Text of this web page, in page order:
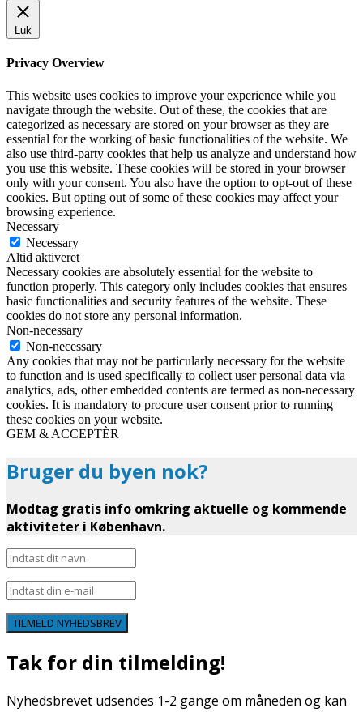
Luk
Privacy Overview
This website uses cookies to improve your experience while you
navigate through the website. Out of these, the cookies that are
categorized as necessary are stored on your browser as they are
essential for the working of basic functionalities of the website. We
also use third-party cookies that help us analyze and understand how
you use this website. These cookies will be stored in your browser
only with your consent. You also have the option to opt-out of these
cookies. But opting out of some of these cookies may affect your
browsing experience.
Necessary
Necessary
Altid aktiveret
Necessary cookies are absolutely essential for the website to
function properly. This category only includes cookies that ensures
basic functionalities and security features of the website. These
cookies do not store any personal information.
Non-necessary
Non-necessary
Any cookies that may not be particularly necessary for the website
to function and is used specifically to collect user personal data via
analytics, ads, other embedded contents are termed as non-necessary
cookies. It is mandatory to procure user consent prior to running
these cookies on your website.
GEM & ACCEPTÈR
Bruger du byen nok?
Modtag gratis info omkring aktuelle og kommende
aktiviteter i København.
TILMELD NYHEDSBREV
Tak for din tilmelding!
Nyhedsbrevet udsendes 1-2 gange om måneden og kan